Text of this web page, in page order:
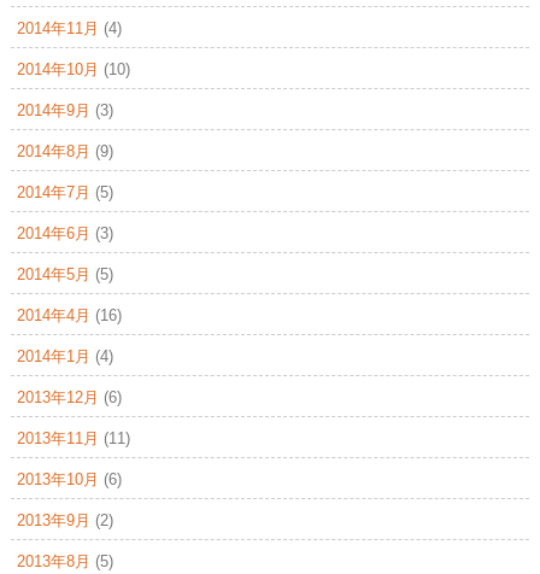
2014年11月 (4)
2014年10月 (10)
2014年9月 (3)
2014年8月 (9)
2014年7月 (5)
2014年6月 (3)
2014年5月 (5)
2014年4月 (16)
2014年1月 (4)
2013年12月 (6)
2013年11月 (11)
2013年10月 (6)
2013年9月 (2)
2013年8月 (5)